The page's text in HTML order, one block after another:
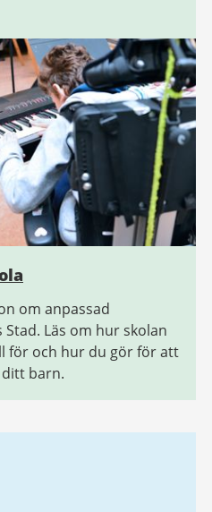
om anpassad
Läs om hur skolan
för och hur du gör för att
barn.